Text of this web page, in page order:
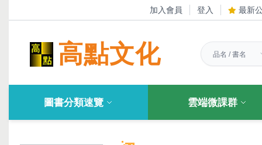
加入會員 登入 最新
高點文化
圖書分類速覽 雲端微課群